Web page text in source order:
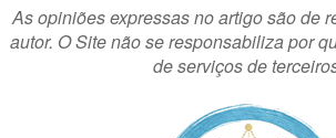
As opiniões expressas no artigo são de
autor. O Site não se responsabiliza por
de serviços de